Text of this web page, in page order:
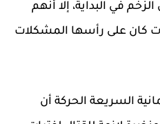
في البداية، إلا أنهم
كان على رأسها المشكلات
السريعة الحركة أن